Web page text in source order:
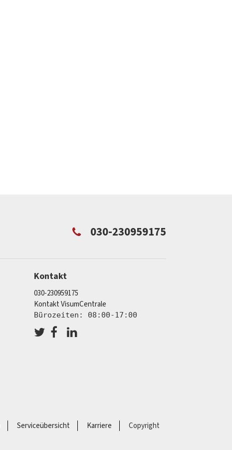
030-230959175
Kontakt
030-230959175
Kontakt VisumCentrale
Bürozeiten: 08:00-17:00
Serviceübersicht Karriere
Copyright